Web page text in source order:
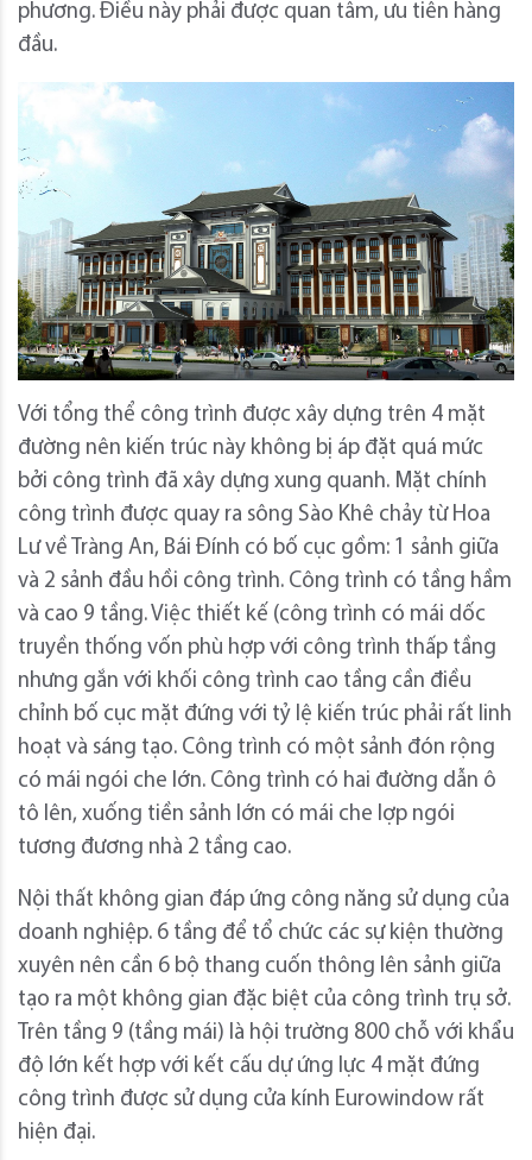
phương. Điều này phải được quan tâm, ưu tiên hàng
đầu.
Với tổng thể công trình được xây dựng trên 4 mặt
đường nên kiến trúc này không bị áp đặt quá mức
bởi công trình đã xây dựng xung quanh. Mặt chính
công trình được quay ra sông Sào Khê chảy từ Hoa
Lư về Tràng An, Bái Đính có bố cục gồm: 1 sảnh giữa
và 2 sảnh đầu hồi công trình. Công trình có tầng hầm
và cao 9 tầng. Việc thiết kế (công trình có mái dốc
truyền thống vốn phù hợp với công trình thấp tầng
nhưng gắn với khối công trình cao tầng cần điều
chỉnh bố cục mặt đứng với tỷ lệ kiến trúc phải rất linh
hoạt và sáng tạo. Công trình có một sảnh đón rộng
có mái ngói che lớn. Công trình có hai đường dẫn ô
tô lên, xuống tiền sảnh lớn có mái che lợp ngói
tương đương nhà 2 tầng cao.
Nội thất không gian đáp ứng công năng sử dụng của
doanh nghiệp. 6 tầng để tổ chức các sự kiện thường
xuyên nên cần 6 bộ thang cuốn thông lên sảnh giữa
tạo ra một không gian đặc biệt của công trình trụ sở.
Trên tầng 9 (tầng mái) là hội trường 800 chỗ với khẩu
độ lớn kết hợp với kết cấu dự ứng lực 4 mặt đứng
công trình được sử dụng cửa kính Eurowindow rất
hiện đại.